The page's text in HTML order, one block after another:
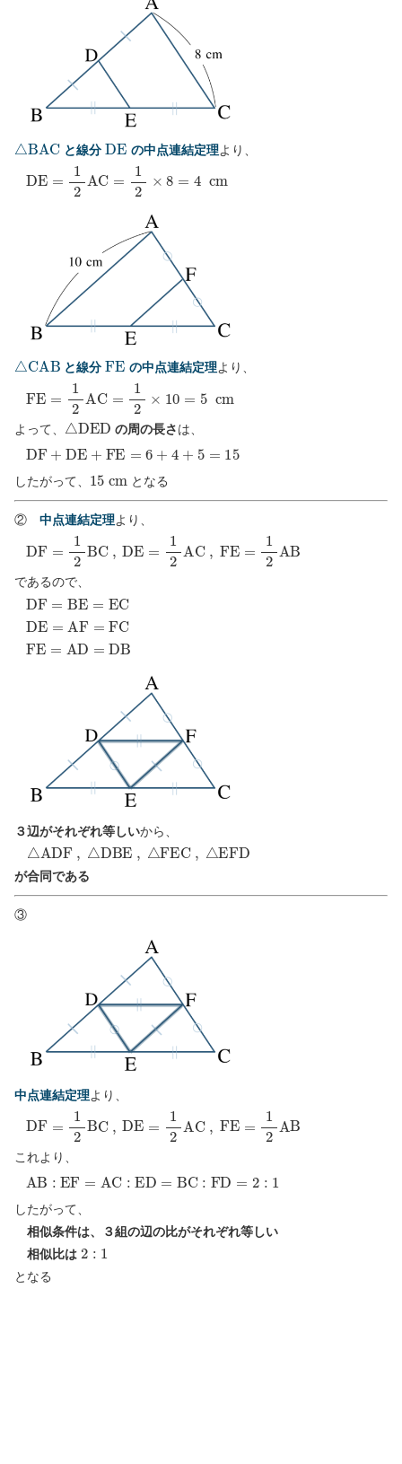
△B A C と線分 DE の中点連結定理より、
DE A C =1 8= cm
△ C AB と線分 FE の中点連結定理より、
FE A C =1 10
よって、 △DED の周の長さは、
DF + DE+F E =6+ +5 = 15
したがって、 15 となる
② 中点連結定理より、
DF B C , D E=1 C F E 12A
であるので、
F=B EC DE=
３辺がそれぞれ等しいから、
△ ADF △DBE △FEC △EFD
が合同である
③
中点連結定理より、
DF B C , D E=1 C F E 12A
これより、
AB EF= ED BC D=2:
したがって、
相似条件は、３組の辺の比がそれぞれ等しい
相似比は 2 1
となる